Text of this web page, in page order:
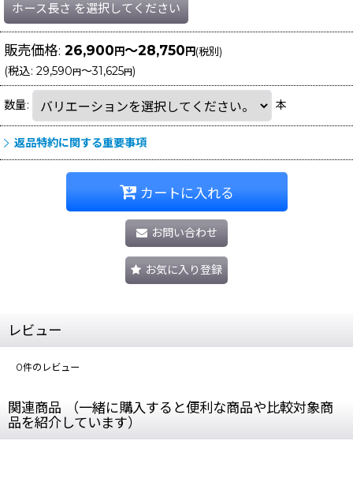
ホース長さ を選択してください
販売価格: 26,900円～28,750円(税別)
(税込: 29,590 円～31,625円)
数量: 本
返品特約に関する重要事項
カートに入れる
お問い合わせ
お気に入り登録
レビュー
0件のレビュー
関連商品 （一緒に購入すると便利な商品や比較対象商
品を紹介しています）